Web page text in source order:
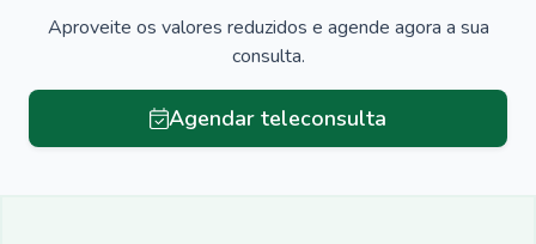
Aproveite os valores reduzidos e agende agora a sua
consulta.
Agendar teleconsulta